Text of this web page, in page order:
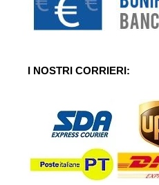
I NOSTRI CORRIERI: